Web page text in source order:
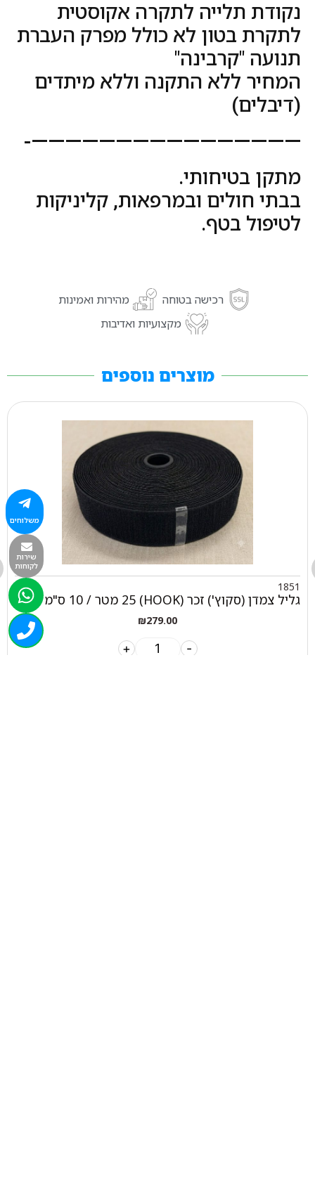
נקודת תלייה לתקרה אקוסטית
לתקרת בטון לא כולל מפרק העברת
תנועה "קרבינה"
המחיר ללא התקנה וללא מיתדים
(דיבלים)
————————————————-
מתקן בטיחותי.
בבתי חולים ובמרפאות, קליניקות
לטיפול בטף.
רכישה בטוחה
מהירות ואמינות
מקצועיות ואדיבות
מוצרים נוספים
1851
גליל צמדן (סקוץ') זכר (HOOK) 25 מטר / 10 ס"מ
₪279.00
-
+
משלוחים
שירות
לקוחות